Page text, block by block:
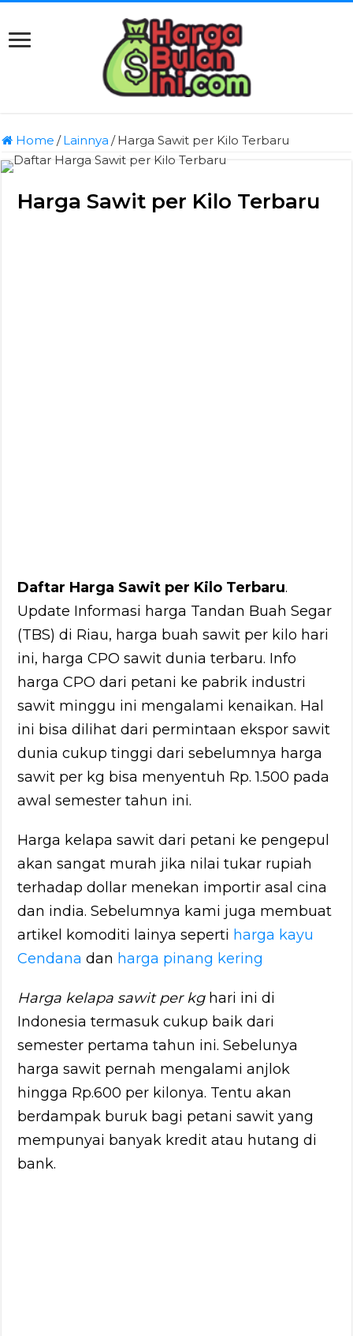
Home /Lainnya /Harga Sawit per Kilo Terbaru
Harga Sawit per Kilo Terbaru
Daftar Harga Sawit per Kilo Terbaru.
Update Informasi harga Tandan Buah Segar
(TBS) di Riau, harga buah sawit per kilo hari
ini, harga CPO sawit dunia terbaru. Info
harga CPO dari petani ke pabrik industri
sawit minggu ini mengalami kenaikan. Hal
ini bisa dilihat dari permintaan ekspor sawit
dunia cukup tinggi dari sebelumnya harga
sawit per kg bisa menyentuh Rp. 1.500 pada
awal semester tahun ini.
Harga kelapa sawit dari petani ke pengepul
akan sangat murah jika nilai tukar rupiah
terhadap dollar menekan importir asal cina
dan india. Sebelumnya kami juga membuat
artikel komoditi lainya seperti harga kayu
Cendana dan harga pinang kering
Harga kelapa sawit per kghari ini di
Indonesia termasuk cukup baik dari
semester pertama tahun ini. Sebelunya
harga sawit pernah mengalami anjlok
hingga Rp.600 per kilonya. Tentu akan
berdampak buruk bagi petani sawit yang
mempunyai banyak kredit atau hutang di
bank.